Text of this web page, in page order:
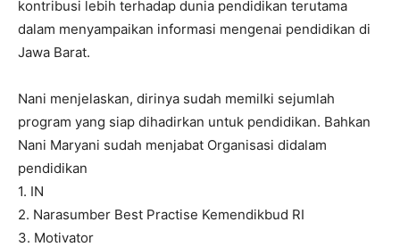
kontribusi lebih terhadap dunia pendidikan terutama
dalam menyampaikan informasi mengenai pendidikan di
Jawa Barat.
Nani menjelaskan, dirinya sudah memilki sejumlah
program yang siap dihadirkan untuk pendidikan. Bahkan
Nani Maryani sudah menjabat Organisasi didalam
pendidikan
1. IN
2. Narasumber Best Practise Kemendikbud RI
3. Motivator